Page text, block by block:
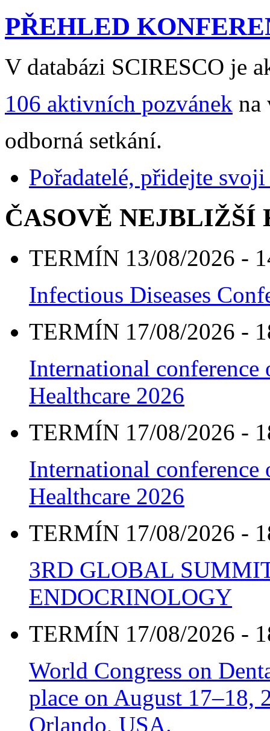
PŘEHLED
V databázi SCIRESCO je
106 aktivních pozvánek na
odborná setkání.
Pořadatelé, přidejte
ČASOVĚ NEJBLIŽŠÍ
TERMÍN 13/08/2026 -
Infectious Diseases
TERMÍN 17/08/2026 -
International
Healthcare 2026
TERMÍN 17/08/2026 -
International
Healthcare 2026
TERMÍN 17/08/2026 -
3RD GLOBAL
ENDOCRINOLOGY
TERMÍN 17/08/2026 -
World Congress on
place on August 17–18,
Orlando, USA.